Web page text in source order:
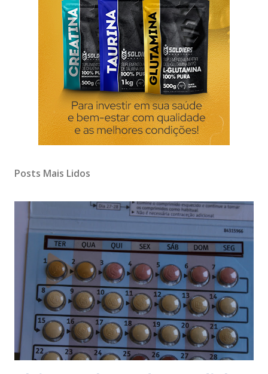
Posts Mais Lidos